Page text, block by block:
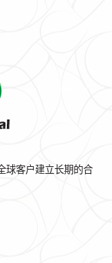
球客户建立长期的合